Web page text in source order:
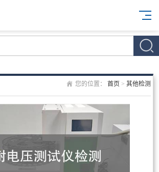
您的位置： 首页 > 其他检测